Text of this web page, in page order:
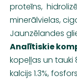
proteīns,
minerālvielas,
Jaunzēlandes
Analītiskie
kopeļļas un tauki
kalcijs 1.3%,